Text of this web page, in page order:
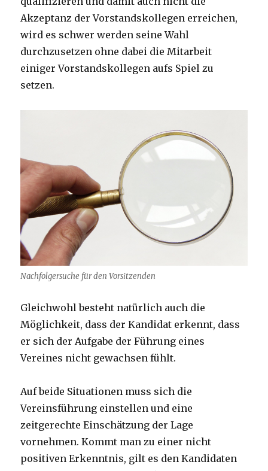
Akzeptanz der Vorstandskollegen erreichen,
wird es schwer werden seine Wahl
durchzusetzen ohne dabei die Mitarbeit
einiger Vorstandskollegen aufs Spiel zu
setzen.
Nachfolgersuche für den Vorsitzenden
Gleichwohl besteht natürlich auch die
Möglichkeit, dass der Kandidat erkennt, dass
er sich der Aufgabe der Führung eines
Vereines nicht gewachsen fühlt.
Auf beide Situationen muss sich die
Vereinsführung einstellen und eine
zeitgerechte Einschätzung der Lage
vornehmen. Kommt man zu einer nicht
positiven Erkenntnis, gilt es den Kandidaten